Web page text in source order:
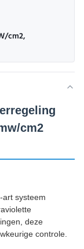
cm2,
cm2
art systeem
deze
controle.